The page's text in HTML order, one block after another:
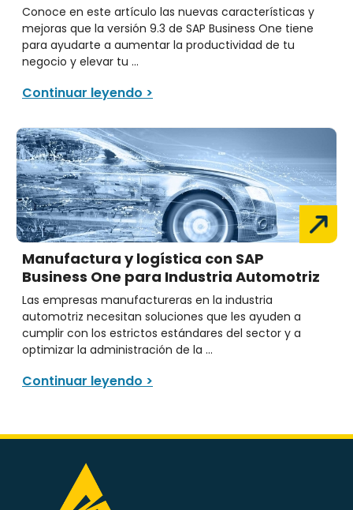
Conoce en este artículo las nuevas características y
mejoras que la versión 9.3 de SAP Business One tiene
para ayudarte a aumentar la productividad de tu
negocio y elevar tu ...
Continuar leyendo >
Manufactura y logística con SAP
Business One para Industria Automotriz
Las empresas manufactureras en la industria
automotriz necesitan soluciones que les ayuden a
cumplir con los estrictos estándares del sector y a
optimizar la administración de la ...
Continuar leyendo >